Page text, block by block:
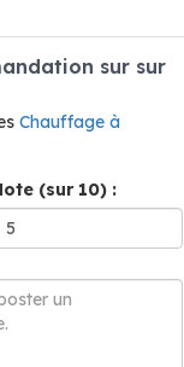
sur sur
Chauffage à
(sur 10) :